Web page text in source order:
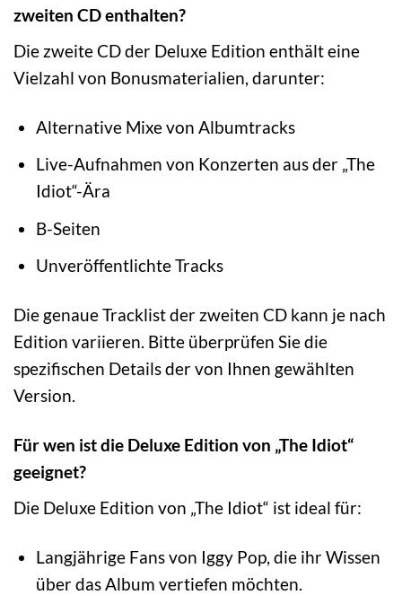
zweiten CD enthalten?
Die zweite CD der Deluxe Edition enthält eine
Vielzahl von Bonusmaterialien, darunter:
Alternative Mixe von Albumtracks
Live-Aufnahmen von Konzerten aus der „The
Idiot“-Ära
B-Seiten
Unveröffentlichte Tracks
Die genaue Tracklist der zweiten CD kann je nach
Edition variieren. Bitte überprüfen Sie die
spezifischen Details der von Ihnen gewählten
Version.
Für wen ist die Deluxe Edition von „The Idiot“
geeignet?
Die Deluxe Edition von „The Idiot“ ist ideal für:
Langjährige Fans von Iggy Pop, die ihr Wissen
über das Album vertiefen möchten.